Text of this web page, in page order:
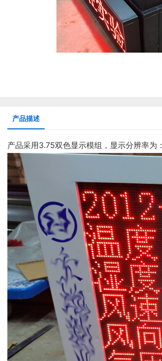
产品描述
产品采用3.75双色显示模组，显示分辨率为：